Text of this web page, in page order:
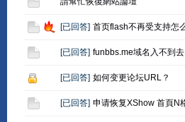
[已回答] 首页flash不再受支持怎
[已回答] funbbs.me域名入不到去
[已回答] 如何变更论坛URL？
[已回答] 申请恢复XShow 首頁N